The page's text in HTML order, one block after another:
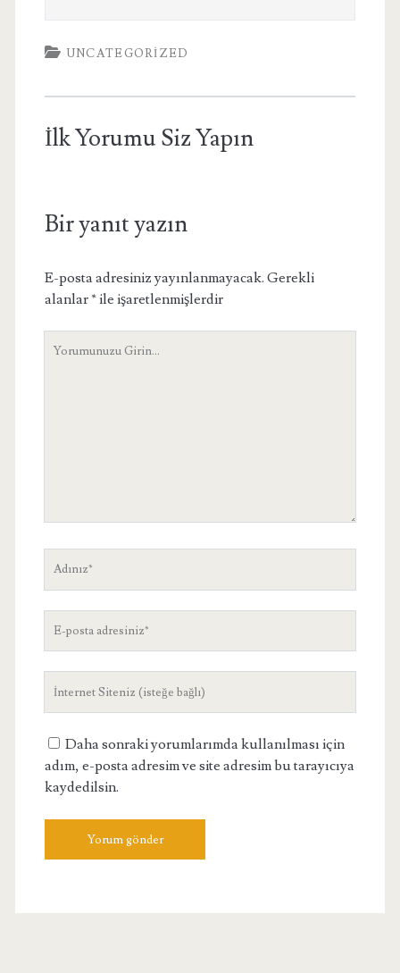
UNCATEGORIZED
İlk Yorumu Siz Yapın
Bir yanıt yazın
E-posta adresiniz yayınlanmayacak. Gerekli
alanlar*ile işaretlenmişlerdir
Yorumunuz
posta
Site
Daha sonraki yorumlarımda kullanılması için
adım, e-posta adresim ve site adresim bu tarayıcıya
kaydedilsin.